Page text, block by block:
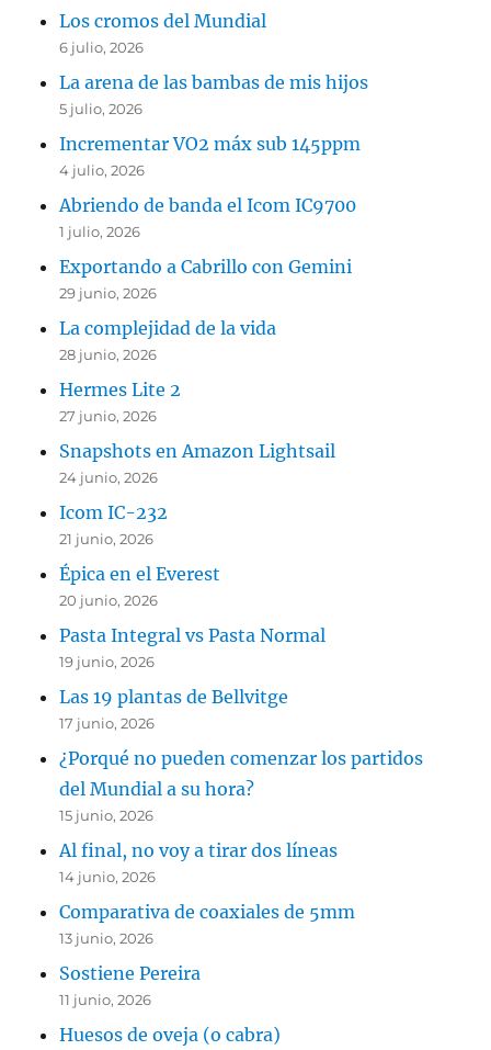
Los cromos del Mundial
6 julio, 2026
La arena de las bambas de mis hijos
5 julio, 2026
Incrementar VO2 máx sub 145ppm
4 julio, 2026
Abriendo de banda el Icom IC9700
1 julio, 2026
Exportando a Cabrillo con Gemini
29 junio, 2026
La complejidad de la vida
28 junio, 2026
Hermes Lite 2
27 junio, 2026
Snapshots en Amazon Lightsail
24 junio, 2026
Icom IC-232
21 junio, 2026
Épica en el Everest
20 junio, 2026
Pasta Integral vs Pasta Normal
19 junio, 2026
Las 19 plantas de Bellvitge
17 junio, 2026
¿Porqué no pueden comenzar los partidos
del Mundial a su hora?
15 junio, 2026
Al final, no voy a tirar dos líneas
14 junio, 2026
Comparativa de coaxiales de 5mm
13 junio, 2026
Sostiene Pereira
11 junio, 2026
Huesos de oveja (o cabra)